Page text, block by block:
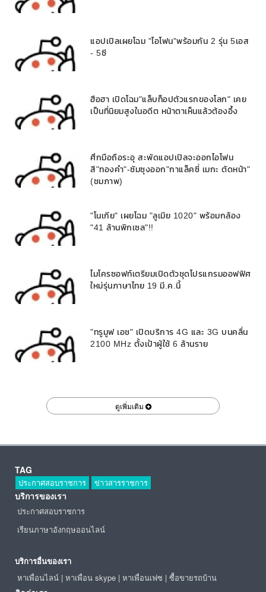
แอปเปิลเผยโฉม "ไอโฟน"พร้อมกัน 2 รุ่น 5เอส
- 5ซี
ฮือฮา เปิดโฉม"แล็บท็อปตัวแรกของโลก" เคย
เป็นที่นิยมสูงในอดีต หน้าตาเห็นแล้วต้องอึ้ง
ศึกมือถือระอุ สะพัดแอปเปิลจะออกไอโฟน
สี"ทองคำ"-ซัมซุงออก"กาแล็คซี่ เมกะ ตัดหน้า"
(ชมภาพ)
"โนเกีย" เผยโฉม "ลูเมีย 1020" พร้อมกล้อง
"41 ล้านพิกเซล"!!
ไมโครซอฟท์เตรียมเปิดตัวชุดโปรแกรมออฟฟิศ
ใหม่รุ่นภาษาไทย 19 มี.ค.นี้
"ทรูมูฟ เอช" เปิดบริการ 4G และ 3G บนคลื่น
2100 MHz ตั้งเป้าผู้ใช้ 6 ล้านราย
ดูเพิ่มเติม
TAG
ประกาศสอบราชการ ข่าวสารราชการ
บริการของเรา
ประกาศสอบราชการ
เรียนภาษาอังกฤษออนไลน์
บริการอื่นของเรา
หาเพื่อนไลน์ | หาเพื่อน skype | หาเพื่อนเฟซ | ซื้อขายรถบ้าน